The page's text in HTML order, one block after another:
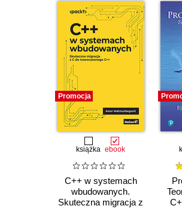
Promocja
książka ebook
C++ w systemach
wbudowanych.
Skuteczna migracja z